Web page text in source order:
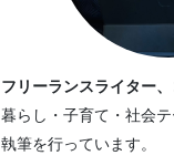
フリーランスライター
暮らし・子育て・社会
執筆を行っています。